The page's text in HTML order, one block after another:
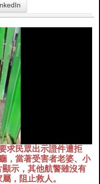
求民眾出示證件遭拒
，當著受害者老婆、小
示，其他航警雖沒有
，阻止救人。